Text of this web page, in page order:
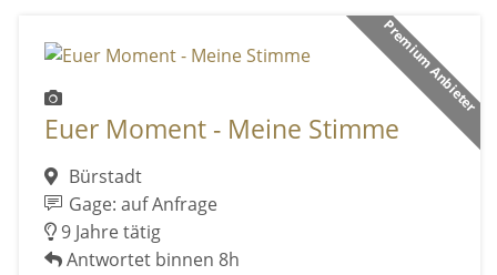
Premium Anbieter
Euer Moment - Meine Stimme
Bürstadt
Gage: auf Anfrage
9 Jahre tätig
Antwortet binnen 8h